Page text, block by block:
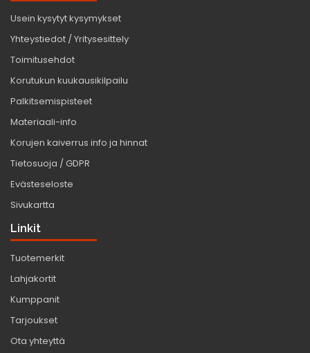
Usein kysytyt kysymykset
Yhteystiedot / Yritysesittely
Toimitusehdot
Korutukun kuukausikilpailu
Palkitsemispisteet
Materiaali-info
Korujen kaiverrus info ja hinnat
Tietosuoja / GDPR
Evästeseloste
Sivukartta
Linkit
Tuotemerkit
Lahjakortit
Kumppanit
Tarjoukset
Ota yhteyttä